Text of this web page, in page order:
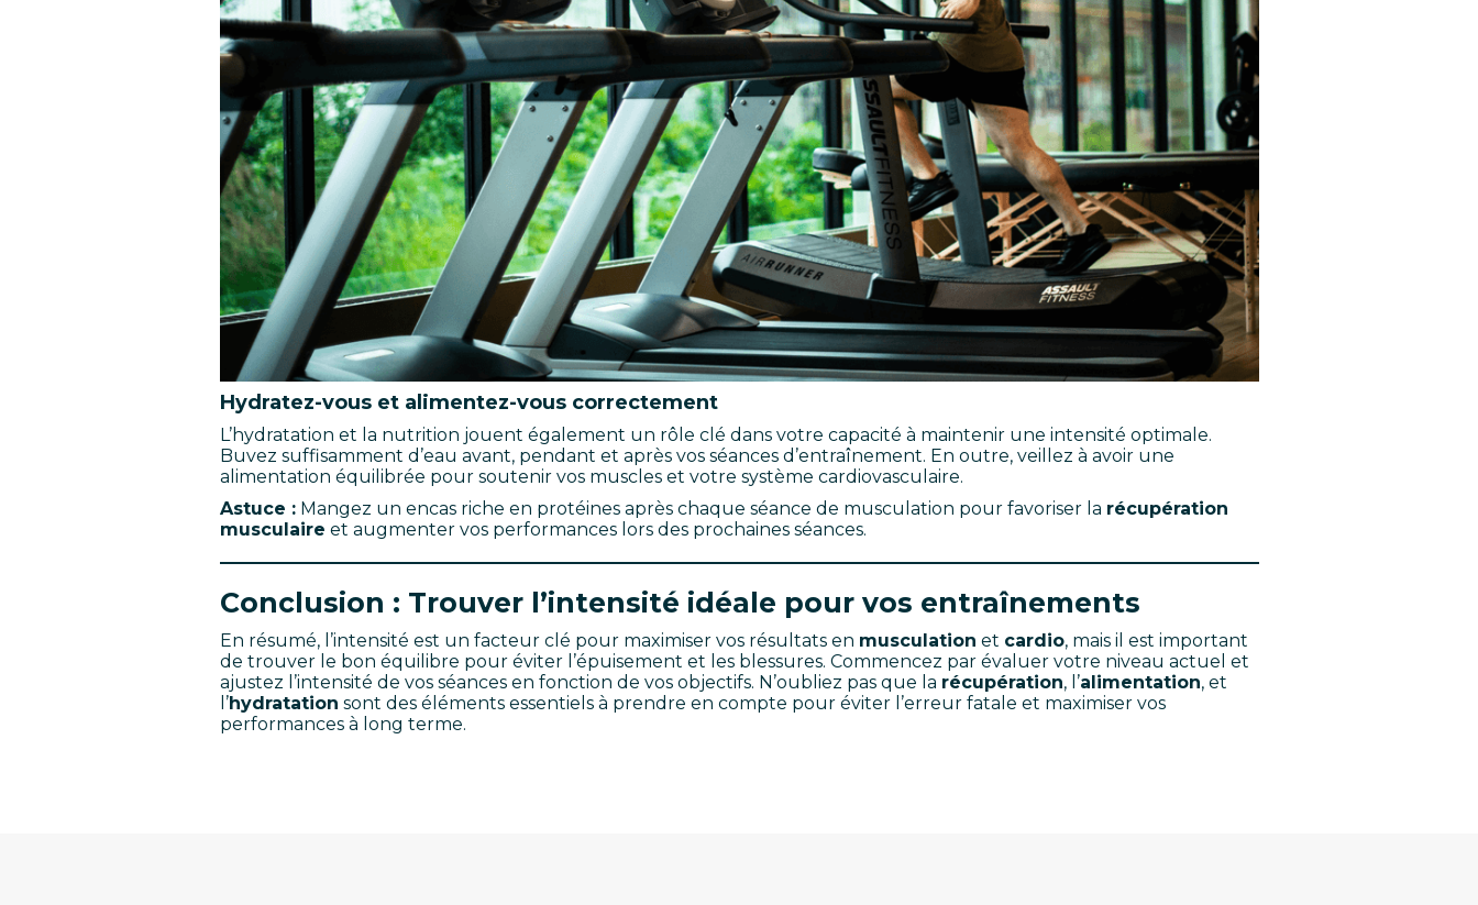
Hydratez-vous et alimentez-vous correctement
L’hydratation et la nutrition jouent également un rôle clé dans votre capacité à maintenir une intensité optimale.
Buvez suffisamment d’eau avant, pendant et après vos séances d’entraînement. En outre, veillez à avoir une
alimentation équilibrée pour soutenir vos muscles et votre système cardiovasculaire.
Astuce :Mangez un encas riche en protéines après chaque séance de musculation pour favoriser la récupération
musculaire et augmenter vos performances lors des prochaines séances.
Conclusion : Trouver l’intensité idéale pour vos entraînements
En résumé, l’intensité est un facteur clé pour maximiser vos résultats en musculation et cardio, mais il est important
de trouver le bon équilibre pour éviter l’épuisement et les blessures. Commencez par évaluer votre niveau actuel et
ajustez l’intensité de vos séances en fonction de vos objectifs. N’oubliez pas que la récupération, l’alimentation, et
l’hydratation sont des éléments essentiels à prendre en compte pour éviter l’erreur fatale et maximiser vos
performances à long terme.